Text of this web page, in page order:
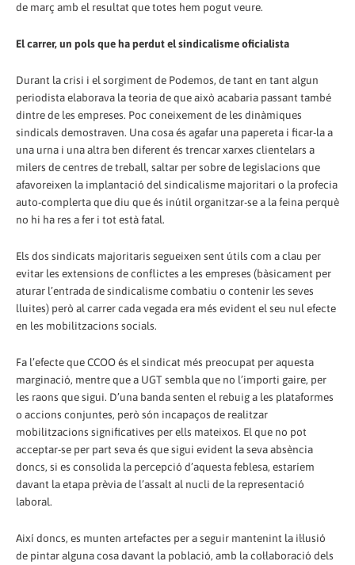
de març amb el resultat que totes hem pogut veure.
El carrer, un pols que ha perdut el sindicalisme oficialista
Durant la crisi i el sorgiment de Podemos, de tant en tant algun
periodista elaborava la teoria de que això acabaria passant també
dintre de les empreses. Poc coneixement de les dinàmiques
sindicals demostraven. Una cosa és agafar una papereta i ficar-la a
una urna i una altra ben diferent és trencar xarxes clientelars a
milers de centres de treball, saltar per sobre de legislacions que
afavoreixen la implantació del sindicalisme majoritari o la profecia
auto-complerta que diu que és inútil organitzar-se a la feina perquè
no hi ha res a fer i tot està fatal.
Els dos sindicats majoritaris segueixen sent útils com a clau per
evitar les extensions de conflictes a les empreses (bàsicament per
aturar l’entrada de sindicalisme combatiu o contenir les seves
lluites) però al carrer cada vegada era més evident el seu nul efecte
en les mobilitzacions socials.
Fa l’efecte que CCOO és el sindicat més preocupat per aquesta
marginació, mentre que a UGT sembla que no l’importi gaire, per
les raons que sigui. D’una banda senten el rebuig a les plataformes
o accions conjuntes, però són incapaços de realitzar
mobilitzacions significatives per ells mateixos. El que no pot
acceptar-se per part seva és que sigui evident la seva absència
doncs, si es consolida la percepció d’aquesta feblesa, estaríem
davant la etapa prèvia de l’assalt al nucli de la representació
laboral.
Així doncs, es munten artefactes per a seguir mantenint la il·lusió
de pintar alguna cosa davant la població, amb la col·laboració dels